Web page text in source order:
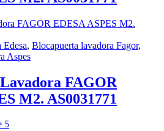
Edesa, Blocapuerta lavadora Fagor,
Aspes
FAGOR
M2. AS0031771
5